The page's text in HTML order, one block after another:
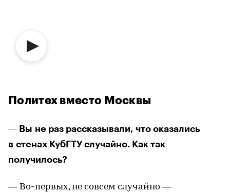
Политех вместо Москвы
— Вы не раз рассказывали, что оказались
в стенах КубГТУ случайно. Как так
получилось?
— Во-первых, не совсем случайно —